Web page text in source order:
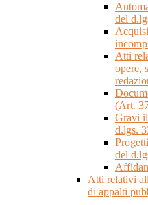
del
Atti
opere,
(Art.
Gravi
d.lgs.
del
Atti relativi
di appalti